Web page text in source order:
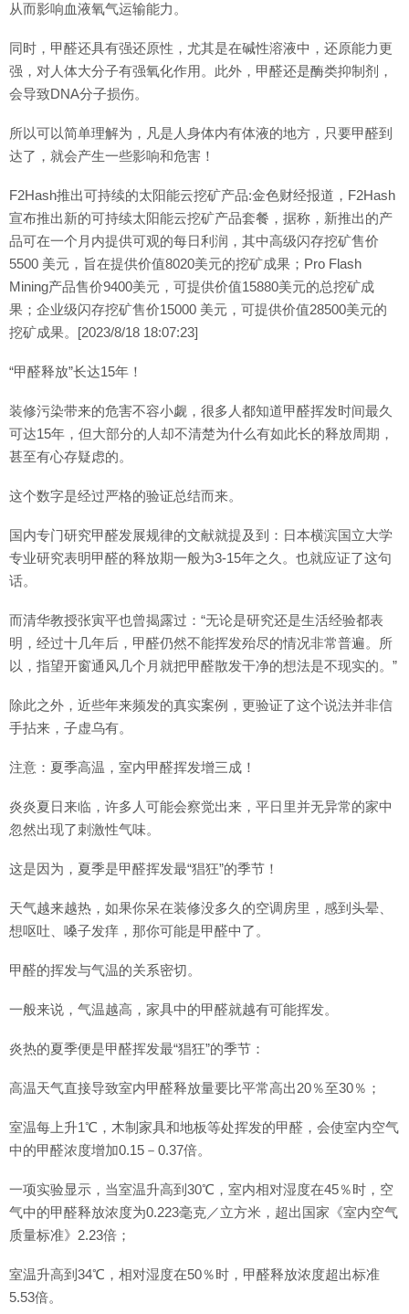
从而影响血液氧气运输能力。
同时，甲醛还具有强还原性，尤其是在碱性溶液中，还原能力更
强，对人体大分子有强氧化作用。此外，甲醛还是酶类抑制剂，
会导致DNA分子损伤。
所以可以简单理解为，凡是人身体内有体液的地方，只要甲醛到
达了，就会产生一些影响和危害！
F2Hash推出可持续的太阳能云挖矿产品:金色财经报道，F2Hash
宣布推出新的可持续太阳能云挖矿产品套餐，据称，新推出的产
品可在一个月内提供可观的每日利润，其中高级闪存挖矿售价
5500 美元，旨在提供价值8020美元的挖矿成果；Pro Flash
Mining产品售价9400美元，可提供价值15880美元的总挖矿成
果；企业级闪存挖矿售价15000 美元，可提供价值28500美元的
挖矿成果。[2023/8/18 18:07:23]
“甲醛释放”长达15年！
装修污染带来的危害不容小觑，很多人都知道甲醛挥发时间最久
可达15年，但大部分的人却不清楚为什么有如此长的释放周期，
甚至有心存疑虑的。
这个数字是经过严格的验证总结而来。
国内专门研究甲醛发展规律的文献就提及到：日本横滨国立大学
专业研究表明甲醛的释放期一般为3-15年之久。也就应证了这句
话。
而清华教授张寅平也曾揭露过：“无论是研究还是生活经验都表
明，经过十几年后，甲醛仍然不能挥发殆尽的情况非常普遍。所
以，指望开窗通风几个月就把甲醛散发干净的想法是不现实的。”
除此之外，近些年来频发的真实案例，更验证了这个说法并非信
手拈来，子虚乌有。
注意：夏季高温，室内甲醛挥发增三成！
炎炎夏日来临，许多人可能会察觉出来，平日里并无异常的家中
忽然出现了刺激性气味。
这是因为，夏季是甲醛挥发最“猖狂”的季节！
天气越来越热，如果你呆在装修没多久的空调房里，感到头晕、
想呕吐、嗓子发痒，那你可能是甲醛中了。
甲醛的挥发与气温的关系密切。
一般来说，气温越高，家具中的甲醛就越有可能挥发。
炎热的夏季便是甲醛挥发最“猖狂”的季节：
高温天气直接导致室内甲醛释放量要比平常高出20％至30％；
室温每上升1℃，木制家具和地板等处挥发的甲醛，会使室内空气
中的甲醛浓度增加0.15－0.37倍。
一项实验显示，当室温升高到30℃，室内相对湿度在45％时，空
气中的甲醛释放浓度为0.223毫克／立方米，超出国家《室内空气
质量标准》2.23倍；
室温升高到34℃，相对湿度在50％时，甲醛释放浓度超出标准
5.53倍。